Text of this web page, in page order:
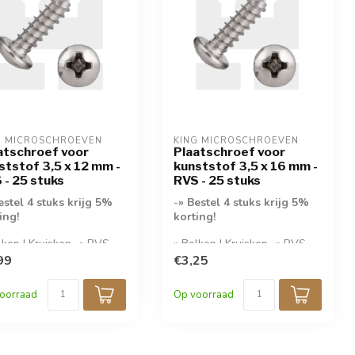
MICROSCHROEVEN
voor
3,5 x 12 mm -
- 25 stuks
4 stuks krijg 5%
| Kruiskop- » RVS
25 stuks per
KING MICROSCHROEVEN
Plaatschroef voor
kunststof 3,5 x 16 mm -
RVS - 25 stuks
-» Bestel 4 stuks krijg 5%
korting!
» Bolkop | Kruiskop- » RVS
A2- » 25 stuks per
€3,25
Op voorraad